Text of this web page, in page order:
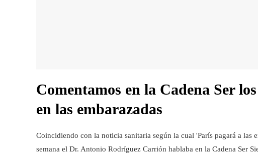
Comentamos en la Cadena Ser
en las embarazadas
Coincidiendo con la noticia sanitaria según la cual 'París pagará a las
semana el Dr. Antonio Rodríguez Carrión hablaba en la Cadena Ser